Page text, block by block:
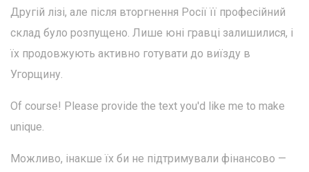
Другій лізі, але після вторгнення Росії її професійний
склад було розпущено. Лише юні гравці залишилися, і
їх продовжують активно готувати до виїзду в
Угорщину.
Of course! Please provide the text you'd like me to make
unique.
Можливо, інакше їх би не підтримували фінансово —